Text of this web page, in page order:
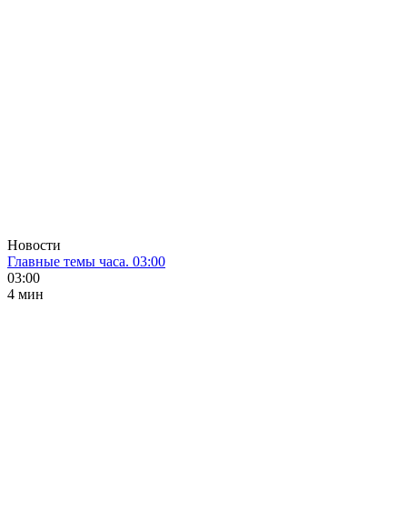
Новости
Главные темы часа. 03:00
03:00
4 мин